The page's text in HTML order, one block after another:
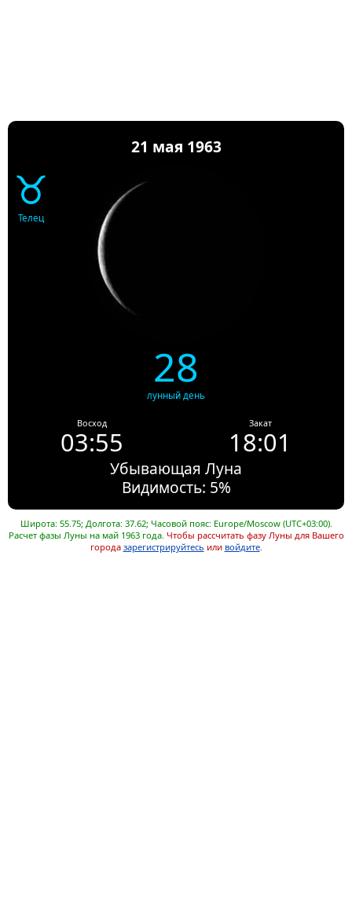
21 мая 1963
♉
Телец
28
лунный день
Восход
03:55
Закат
18:01
Убывающая Луна
Видимость: 5%
Широта: 55.75; Долгота: 37.62; Часовой пояс: Europe/Moscow (UTC+03:00).
Расчет фазы Луны на май 1963 года. Чтобы рассчитать фазу Луны для Вашего
города зарегистрируйтесь или войдите.